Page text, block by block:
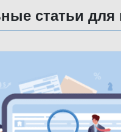
статьи для